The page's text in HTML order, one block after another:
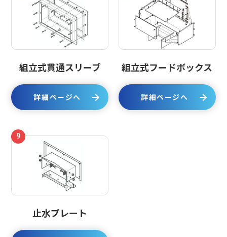
組立式貫通スリーブ
詳細ページへ
組立式フードボックス
詳細ページへ
9
止水プレート